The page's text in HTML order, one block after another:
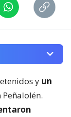
y un
Peñalolén.